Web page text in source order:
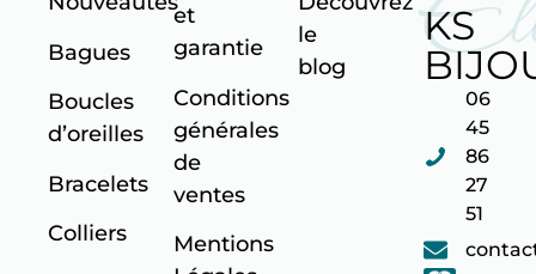
Bagues
Boucles
d’oreilles
Bracelets
Colliers
et
garantie
Conditions
générales
de
ventes
Mentions
le
blog
KS
06
45
86
27
51